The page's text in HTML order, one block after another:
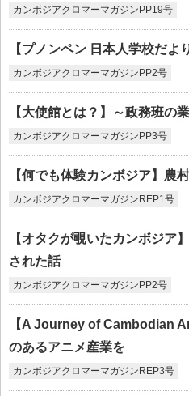
カンボジアクロマーマガジンPP19号
【プノンペン 日本人学校だ
カンボジアクロマーマガジンPP2号
【大使館とは？】～政務班の
カンボジアクロマーマガジンPP3号
【何でも体験カンボジア】農
カンボジアクロマーマガジンREP1号
【オタクが覗いたカンボジア
された話
カンボジアクロマーマガジンPP2号
【A Journey of Cambodian
のあるアニメ産業を
カンボジアクロマーマガジンREP3号